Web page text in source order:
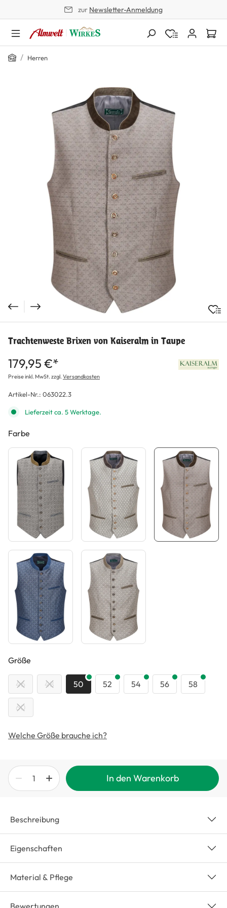
zur Newsletter-Anmeldung
Home
/ Herren
Trachtenweste Brixen von Kaiseralm in Taupe
179,95 €*
Preise inkl. MwSt. zzgl.Versandkosten
Artikel-Nr.: 063022.3
Lieferzeit ca. 5 Werktage.
Farbe
Größe
46 48 50 52 54 56 58
60
Welche Größe brauche ich?
In den Warenkorb
Beschreibung
Eigenschaften
Material & Pflege